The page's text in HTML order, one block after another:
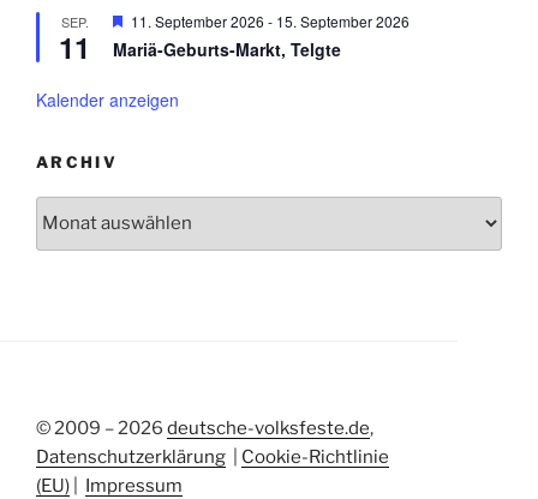
ee
h
o
n
o
r
h
SEP.
11
H
r
o
o
e
n
11. September 2026 - 15. September 2026
Mariä-Geburts-Markt, Telgte
Kalender anzeigen
ARCHIV
© 2009 – 2026 deutsche-volksfeste.de,
Datenschutzerklärung
Cookie-Richtlinie
(EU)
Impressum